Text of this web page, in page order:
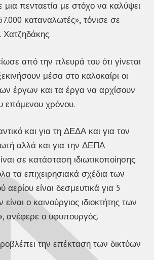
πενταετία με στόχο να καλύψει
καταναλωτές», τόνισε σε
Χατζηδάκης.
από την πλευρά του ότι γίνεται
μέσα στο καλοκαίρι οι
έργων και τα έργα να αρχίσουν
επόμενου χρόνου.
και για τη ΔΕΔΑ και για τον
αλλά και για την ΔΕΠΑ
σε κατάσταση ιδιωτικοποίησης.
τα επιχειρησιακά σχέδια των
αερίου είναι δεσμευτικά για 5
ο καινούργιος ιδιοκτήτης των
ανέφερε ο υφυπουργός.
την επέκταση των δικτύων